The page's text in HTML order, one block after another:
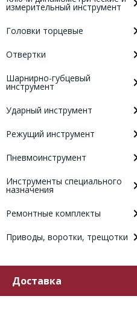
измерительный инструмент
Головки торцевые
Отвертки
Шарнирно-губцевый
инструмент
Ударный инструмент
Режущий инструмент
Пневмоинструмент
Инструменты специального
назначения
Ремонтные комплекты
Приводы, воротки, трещотки
Доставка